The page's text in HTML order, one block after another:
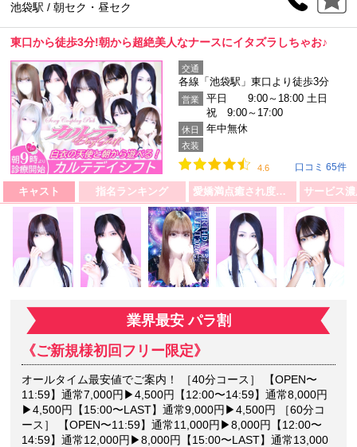
池袋駅 / 朝セク・昼セク
東口から徒歩3分!朝から超絶美人なナースにイタズラしちゃお♪
交通
各線「池袋駅」東口より徒歩3分
営業
平日 9:00～18:00 土日
祝 9:00～17:00
休日 年中無休
衣装
4.6 口コミ 65件
キャスト 指名ランキング 愛嬌満点癒され度ランキング
業界最安 パラ割
《ご新規様初回フリー限定》
オールタイム最安値でご案内！ ［40分コース］ 【OPEN〜
11:59】通常7,000円▶4,500円【12:00〜14:59】通常8,000円
▶4,500円【15:00〜LAST】通常9,000円▶4,500円 ［60分コ
ース］ 【OPEN〜11:59】通常11,000円▶8,000円【12:00〜
14:59】通常12,000円▶8,000円【15:00〜LAST】通常13,000